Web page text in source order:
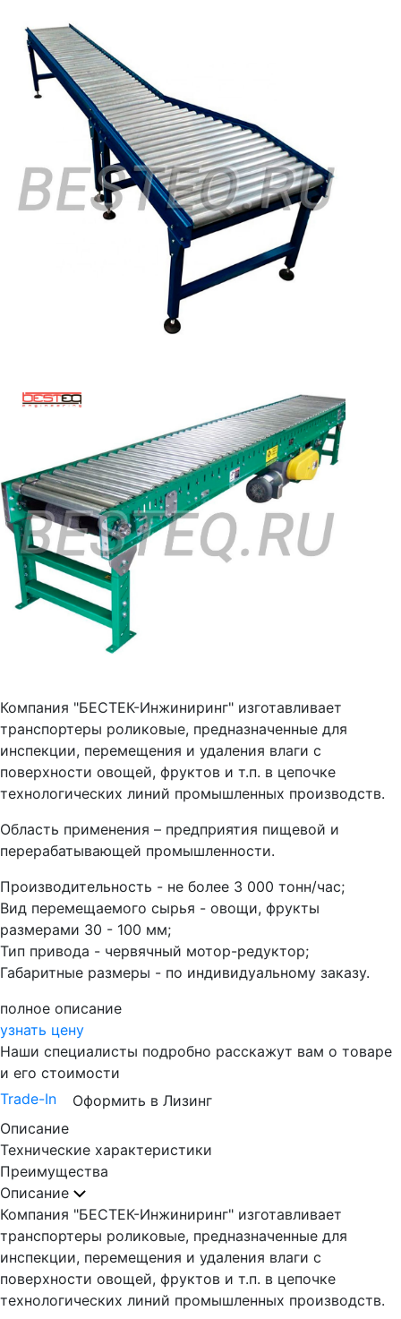
Компания "БЕСТЕК-Инжиниринг" изготавливает
транспортеры роликовые, предназначенные для
инспекции, перемещения и удаления влаги с
поверхности овощей, фруктов и т.п. в цепочке
технологических линий промышленных производств.
Область применения – предприятия пищевой и
перерабатывающей промышленности.
Производительность - не более 3 000 тонн/час;
Вид перемещаемого сырья - овощи, фрукты
размерами 30 - 100 мм;
Тип привода - червячный мотор-редуктор;
Габаритные размеры - по индивидуальному заказу.
полное описание
узнать цену
Наши специалисты подробно расскажут вам о товаре
и его стоимости
Trade-In
Оформить в Лизинг
Описание
Технические характеристики
Преимущества
Описание
Компания "БЕСТЕК-Инжиниринг" изготавливает
транспортеры роликовые, предназначенные для
инспекции, перемещения и удаления влаги с
поверхности овощей, фруктов и т.п. в цепочке
технологических линий промышленных производств.